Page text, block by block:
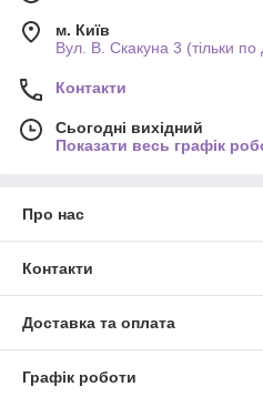
м. Київ
Вул. В. Скакуна 3 (тільки по
Контакти
Сьогодні вихідний
Показати весь графік
Про нас
Контакти
Доставка та оплата
Графік роботи